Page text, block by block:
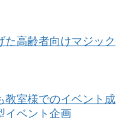
高齢者向けマジック
教室様でのイベント成
イベント企画